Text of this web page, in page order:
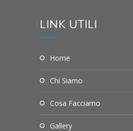
LINK UTILI
Home
Chi Siamo
Cosa Facciamo
Gallery